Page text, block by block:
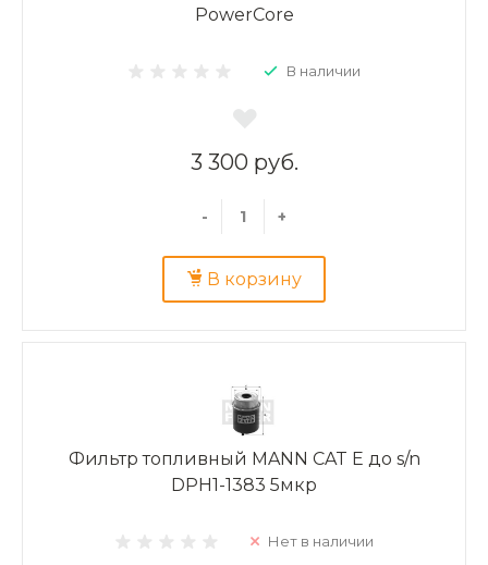
PowerCore
В наличии
3 300 руб.
- +
В корзину
Фильтр топливный MANN CAT E до s/n
DPH1-1383 5мкр
Нет в наличии